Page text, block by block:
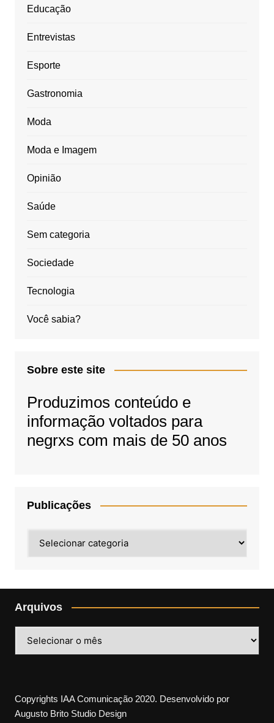
Educação
Entrevistas
Esporte
Gastronomia
Moda
Moda e Imagem
Opinião
Saúde
Sem categoria
Sociedade
Tecnologia
Você sabia?
Sobre este site
Produzimos conteúdo e
informação voltados para
negrxs com mais de 50 anos
Publicações
Arquivos
Copyrights IAA Comunicação 2020. Desenvolvido por
Augusto Brito Studio Design